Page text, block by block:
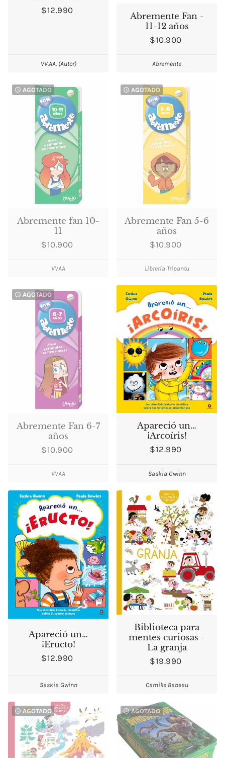
$12.990
VV.AA. (Autor)
Abremente Fan -
11-12 años
$10.900
Abremente
watch_later AGOTADO
Abremente fan 10-
11
$10.900
VVAA
watch_later AGOTADO
Abremente Fan 5-6
años
$10.900
Librería Tripantu
watch_later AGOTADO
Abremente Fan 6-7
años
$10.900
VVAA
Apareció un…
¡Arcoíris!
$12.990
Saskia Gwinn
Apareció un…
¡Eructo!
$12.990
Saskia Gwinn
Biblioteca para
mentes curiosas -
La granja
$19.990
Camille Babeau
watch_later AGOTADO watch_later AGOTADO